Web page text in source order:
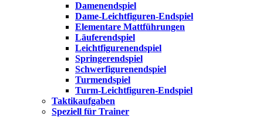
Damenendspiel
Dame-Leichtfiguren-Endspiel
Elementare Mattführungen
Läuferendspiel
Leichtfigurenendspiel
Springerendspiel
Schwerfigurenendspiel
Turmendspiel
Turm-Leichtfiguren-Endspiel
Taktikaufgaben
Speziell für Trainer